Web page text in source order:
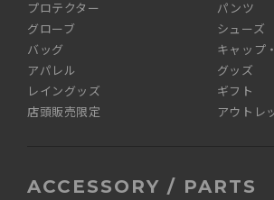
プロテクター
パンツ
グローブ
シューズ
バッグ
キャップ
アパレル
グッズ
レイングッズ
ギフト
店頭販売限定
アウトレ
ACCESSORY / PARTS